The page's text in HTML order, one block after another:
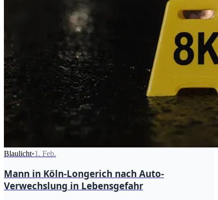
Blaulicht•1. Feb.
Mann in Köln-Longerich nach Auto-
Verwechslung in Lebensgefahr